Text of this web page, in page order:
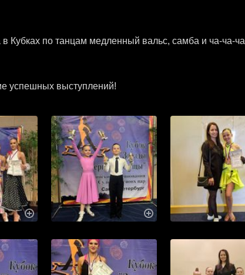
Кубках по танцам медленный вальс, самба и ча-ча-ча
успешных выступлений!